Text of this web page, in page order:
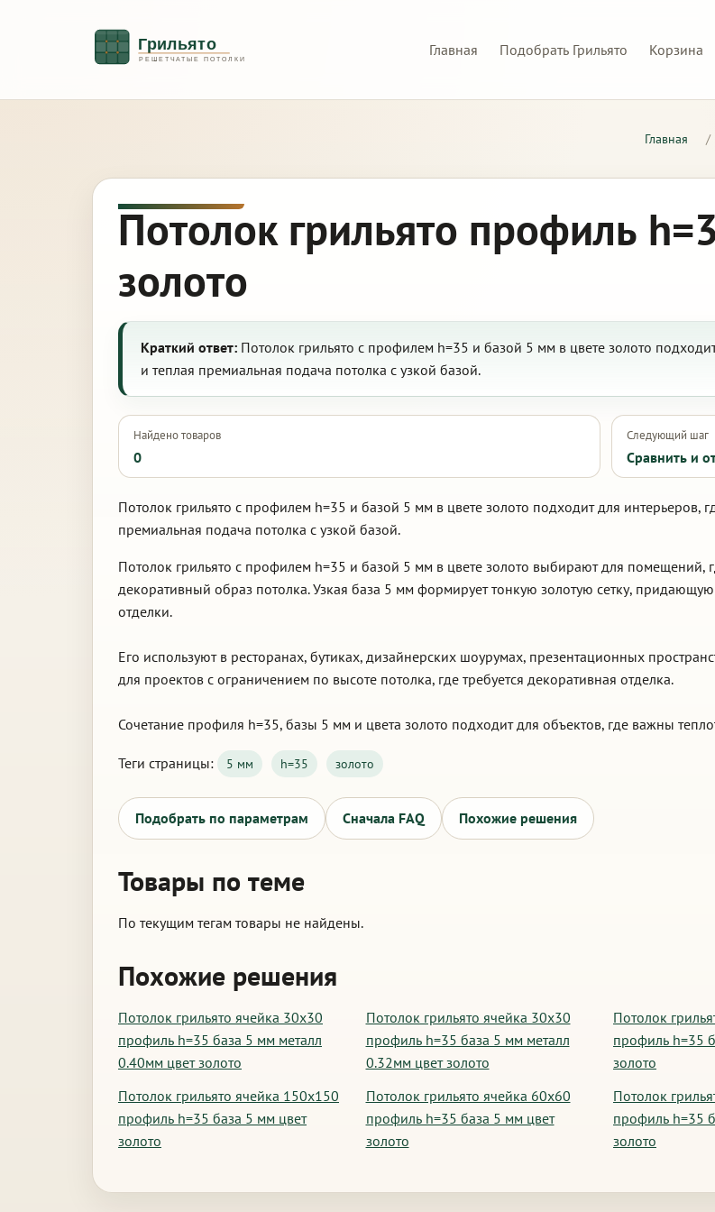
Главная Подобрать Грильято Корзина
Главная /
Потолок грильято профиль
золото
Краткий ответ: Потолок грильято с профилем h=35 и базой 5 мм в цвете золото
и теплая премиальная подача потолка с узкой базой.
Найдено товаров
0
Следующий шаг
Сравнить и
Потолок грильято с профилем h=35 и базой 5 мм в цвете золото подходит для интерьеров,
премиальная подача потолка с узкой базой.
Потолок грильято с профилем h=35 и базой 5 мм в цвете золото выбирают для
декоративный образ потолка. Узкая база 5 мм формирует тонкую золотую сетку,
отделки.
Его используют в ресторанах, бутиках, дизайнерских шоурумах, презентационных
для проектов с ограничением по высоте потолка, где требуется декоративная отделка.
Сочетание профиля h=35, базы 5 мм и цвета золото подходит для объектов, где важны
Теги страницы: 5 мм h=35 золото
Подобрать по параметрам Сначала FAQ Похожие решения
Товары по теме
По текущим тегам товары не найдены.
Похожие решения
Потолок грильято ячейка 30х30
профиль h=35 база 5 мм металл
0.40мм цвет золото
Потолок грильято ячейка 30х30
профиль h=35 база 5 мм металл
0.32мм цвет золото
Потолок
профиль h=35
золото
Потолок грильято ячейка 150х150
профиль h=35 база 5 мм цвет
золото
Потолок грильято ячейка 60х60
профиль h=35 база 5 мм цвет
золото
Потолок
профиль h=35
золото